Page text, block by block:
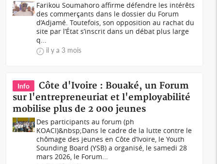
Farikou Soumahoro affirme défendre les intérêts
des commerçants dans le dossier du Forum
d’Adjamé. Toutefois, son opposition au rachat du
site par l’État s’inscrit dans un débat plus large
q...
il y a 3 mois
Info
Côte d'Ivoire : Bouaké, un Forum
sur l'entrepreneuriat et l'employabilité
mobilise plus de 2 000 jeunes
Des participants au forum (ph
KOACI)&nbsp;Dans le cadre de la lutte contre le
chômage des jeunes en Côte d’Ivoire, le Youth
Sounding Board (YSB) a organisé, le samedi 28
mars 2026, le Forum...